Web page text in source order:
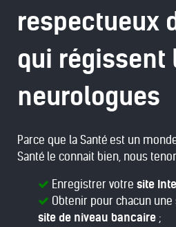
respectueux
qui régissent
neurologues
Parce que la Santé est un
Santé le connait bien, nous
Enregistrer votre site
Obtenir pour chacun une
site de niveau bancaire ;